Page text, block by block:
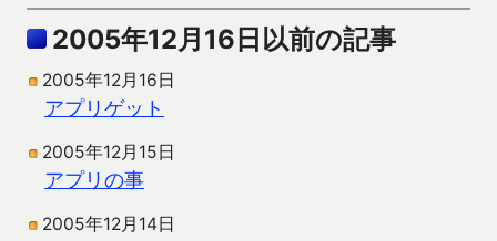
2005年12月16日以前の記事
2005年12月16日
アプリゲット
2005年12月15日
アプリの事
2005年12月14日